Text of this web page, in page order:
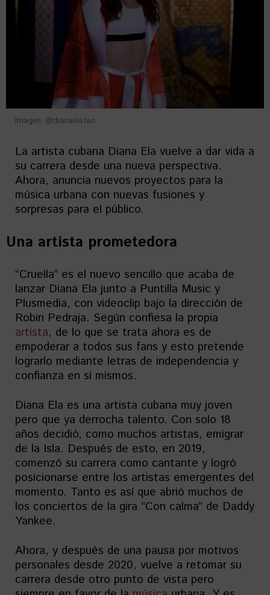
Imagen: @dianaela.lao
La artista cubana Diana Ela vuelve a dar vida a
su carrera desde una nueva perspectiva.
Ahora, anuncia nuevos proyectos para la
música urbana con nuevas fusiones y
sorpresas para el público.
Una artista prometedora
“Cruella” es el nuevo sencillo que acaba de
lanzar Diana Ela junto a Puntilla Music y
Plusmedia, con videoclip bajo la dirección de
Robin Pedraja. Según confiesa la propia
artista, de lo que se trata ahora es de
empoderar a todos sus fans y esto pretende
lograrlo mediante letras de independencia y
confianza en sí mismos.
Diana Ela es una artista cubana muy joven
pero que ya derrocha talento. Con solo 18
años decidió, como muchos artistas, emigrar
de la Isla. Después de esto, en 2019,
comenzó su carrera como cantante y logró
posicionarse entre los artistas emergentes del
momento. Tanto es así que abrió muchos de
los conciertos de la gira “Con calma” de Daddy
Yankee.
Ahora, y después de una pausa por motivos
personales desde 2020, vuelve a retomar su
carrera desde otro punto de vista pero